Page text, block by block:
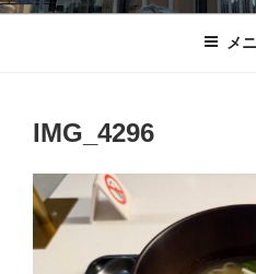
ス
メ
IMG_4296